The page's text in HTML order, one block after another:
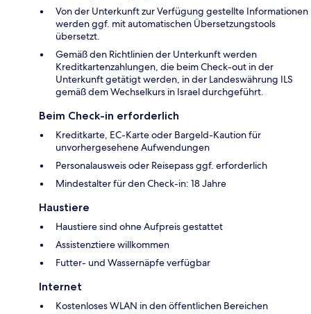
Von der Unterkunft zur Verfügung gestellte Informationen
werden ggf. mit automatischen Übersetzungstools
übersetzt.
Gemäß den Richtlinien der Unterkunft werden
Kreditkartenzahlungen, die beim Check-out in der
Unterkunft getätigt werden, in der Landeswährung ILS
gemäß dem Wechselkurs in Israel durchgeführt.
Beim Check-in erforderlich
Kreditkarte, EC-Karte oder Bargeld-Kaution für
unvorhergesehene Aufwendungen
Personalausweis oder Reisepass ggf. erforderlich
Mindestalter für den Check-in: 18 Jahre
Haustiere
Haustiere sind ohne Aufpreis gestattet
Assistenztiere willkommen
Futter- und Wassernäpfe verfügbar
Internet
Kostenloses WLAN in den öffentlichen Bereichen